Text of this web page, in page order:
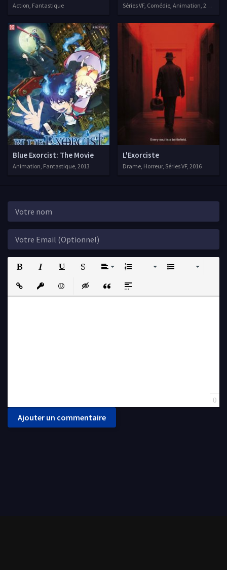
Action, Fantastique Séries VF, Comédie, Animation, 2017
Blue Exorcist: The Movie
Animation, Fantastique, 2013
L'Exorciste
Drame, Horreur, Séries VF, 2016
Strikethrough
Insert LinkInsert protected link
EmoticonsInsert hidden text
Insert QuoteInsert spoiler
0
Ajouter un commentaire